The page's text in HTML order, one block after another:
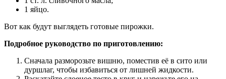
1 яйцо.
Вот как будут выглядеть готовые пирожки.
Подробное руководство по приготовлению:
Сначала разморозьте вишню, поместив её в сито или
дуршлаг, чтобы избавиться от лишней жидкости.